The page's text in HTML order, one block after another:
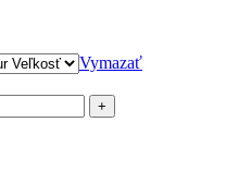
Vymazať